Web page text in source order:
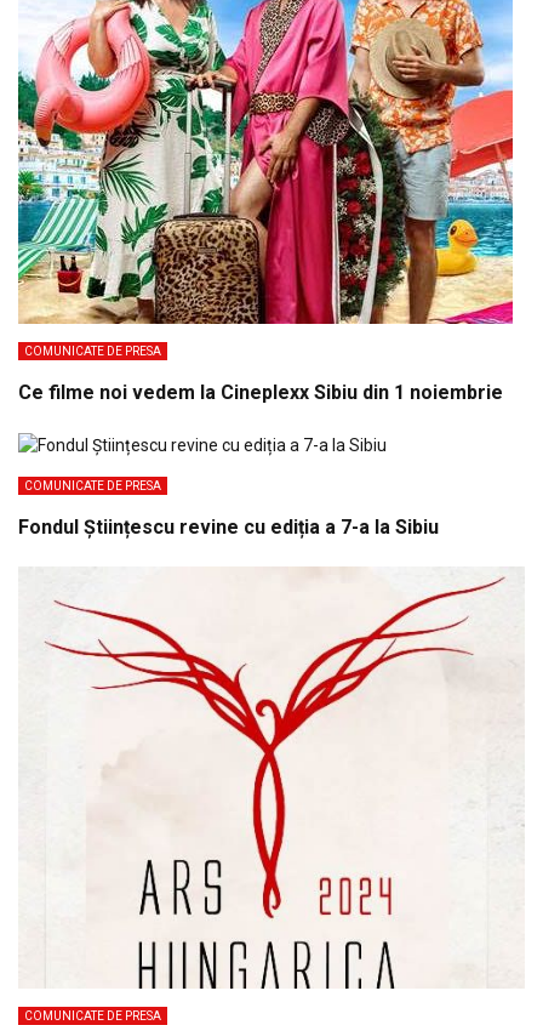
COMUNICATE DE PRESA
Ce filme noi vedem la Cineplexx Sibiu din 1 noiembrie
COMUNICATE DE PRESA
Fondul Științescu revine cu ediția a 7-a la Sibiu
COMUNICATE DE PRESA